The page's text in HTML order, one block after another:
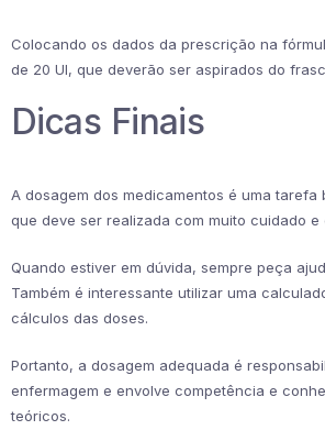
Colocando os dados da prescrição na
de 20 UI, que deverão ser aspirados do
Dicas Finais
A dosagem dos medicamentos é uma tarefa
que deve ser realizada com muito cuidado e
Quando estiver em dúvida, sempre peça
Também é interessante utilizar uma
cálculos das doses.
Portanto, a dosagem adequada é
enfermagem e envolve competência e
teóricos.